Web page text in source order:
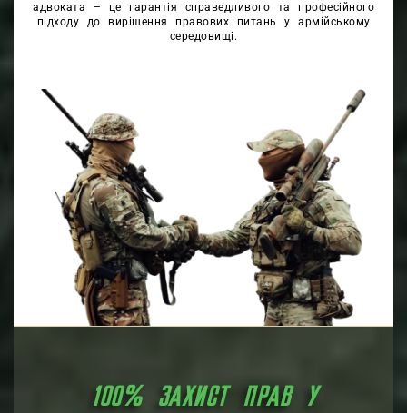
адвоката – це гарантія справедливого та професійного
підходу до вирішення правових питань у армійському
середовищі.
100% ЗАХИСТ ПРАВ У